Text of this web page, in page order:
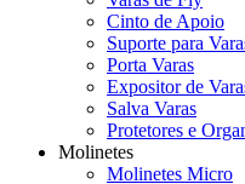
Cinto de Apoio
Suporte para
Porta Varas
Expositor de
Salva Varas
Protetores e
Molinetes
Molinetes Micro